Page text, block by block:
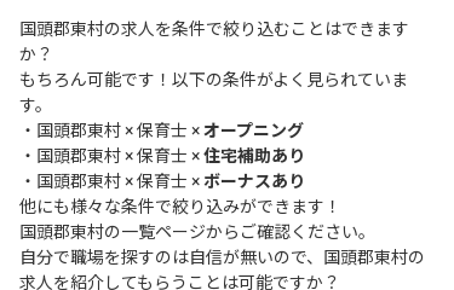
国頭郡東村の求人を条件で絞り込むことはできます
か？
もちろん可能です！以下の条件がよく見られていま
す。
・ 国頭郡東村 × 保育士 ×オープニング
・ 国頭郡東村 × 保育士 ×住宅補助あり
・ 国頭郡東村 × 保育士 ×ボーナスあり
他にも様々な条件で絞り込みができます！
国頭郡東村の一覧ページからご確認ください。
自分で職場を探すのは自信が無いので、国頭郡東村の
求人を紹介してもらうことは可能ですか？